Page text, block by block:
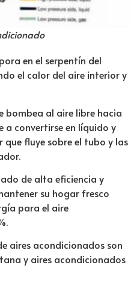
en el serpentín del
el calor del aire interior y
bombea al aire libre hacia
a convertirse en líquido y
fluye sobre el tubo y las
de alta eficiencia y
su hogar fresco
para el aire
aires acondicionados son
y aires acondicionados